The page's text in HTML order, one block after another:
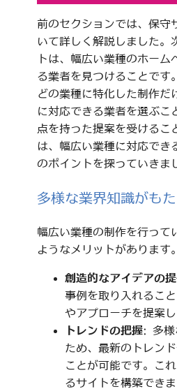
前のセクションでは、保守
いて詳しく解説しました。
トは、幅広い業種のホーム
る業者を見つけることです
どの業種に特化した制作だ
に対応できる業者を選ぶこ
点を持った提案を受けるこ
は、幅広い業種に対応でき
のポイントを探っていきま
多様な業界知識がも
幅広い業種の制作を行って
ようなメリットがあります。
創造的なアイデアの
事例を取り入れるこ
やアプローチを提案し
トレンドの把握: 多様
ため、最新のトレン
ことが可能です。こ
るサイトを構築できま